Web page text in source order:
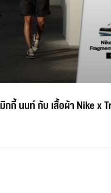
มิกกี้ นนท์ กับ เสื้อผ้า Nike x